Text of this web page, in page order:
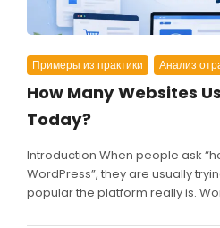
Примеры из практики Анализ
How Many Websites
Today?
Introduction When people ask
WordPress”, they are usually
popular the platform really is.